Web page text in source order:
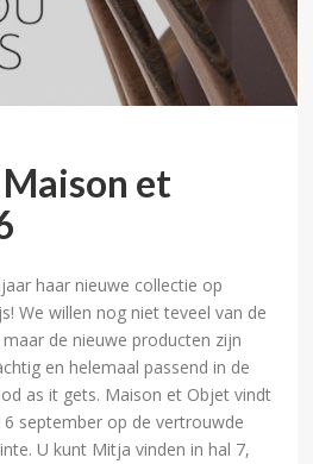
et
haar nieuwe collectie op
We willen nog niet teveel van de
de nieuwe producten zijn
en helemaal passend in de
as it gets. Maison et Objet vindt
september op de vertrouwde
U kunt Mitja vinden in hal 7,